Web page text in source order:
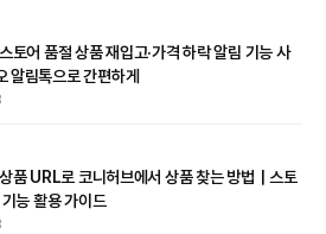
토어 품절 상품 재입고·가격 하락 알림 기능 사
알림톡으로 간편하게
품 URL로 코니허브에서 상품 찾는 방법｜스토
능 활용 가이드